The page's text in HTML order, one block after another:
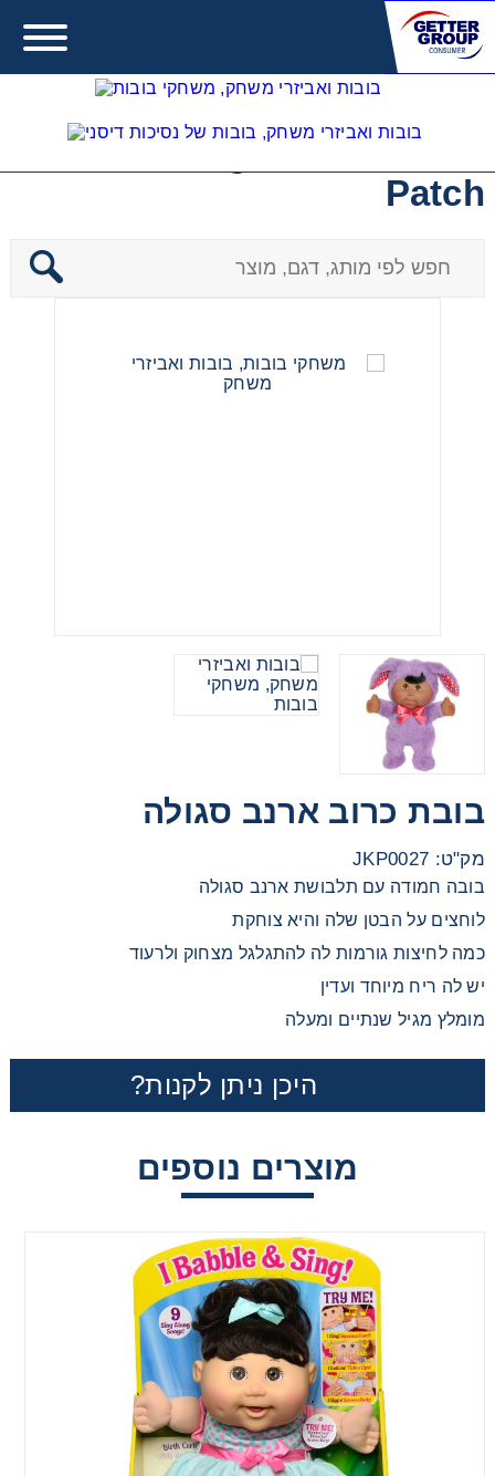
בובות כרוב - Cabbage
Patch
בובת כרוב ארנב סגולה
מק"ט: JKP0027
בובה חמודה עם תלבושת ארנב סגולה
לוחצים על הבטן שלה והיא צוחקת
כמה לחיצות גורמות לה להתגלגל מצחוק ולרעוד
יש לה ריח מיוחד ועדין
מומלץ מגיל שנתיים ומעלה
היכן ניתן לקנות?
מוצרים נוספים
בובת כרוב דלוקס כחולה
Contact form not found.
ריהוט לילדים